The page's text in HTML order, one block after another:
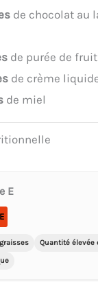
de chocolat au
de purée de
de crème
de miel
E
E
Quantité élevée